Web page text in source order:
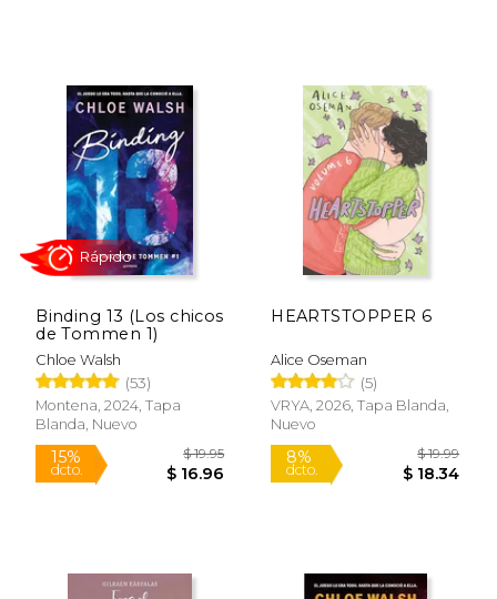
50%
dcto. $ 32.79
15%
dcto.
Binding 13 (Los chicos
de Tommen 1)
Chloe Walsh
(53)
Montena, 2024, Tapa
Blanda, Nuevo
Rápido
HEARTSTOPPER 6
Alice Oseman
(5)
VRYA, 2026, Tapa Blanda,
Nuevo